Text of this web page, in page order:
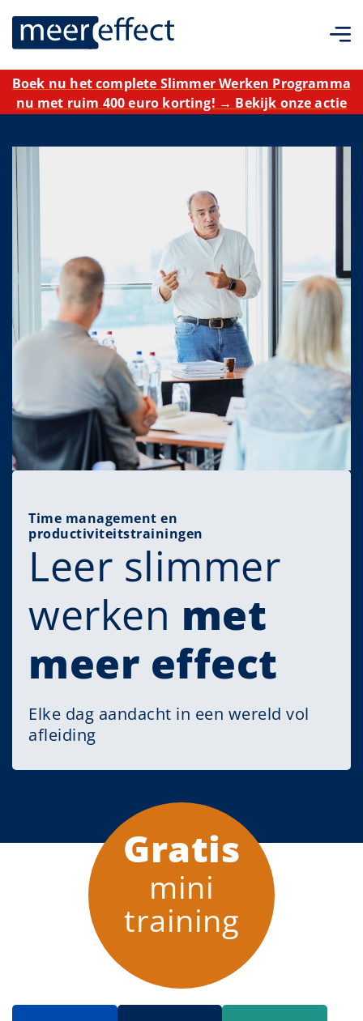
Boek nu het complete Slimmer Werken Programma
nu met ruim 400 euro korting! → Bekijk onze actie
Time management en
productiviteitstrainingen
Leer slimmer
werken met
meer effect
Elke dag aandacht in een wereld vol
afleiding
Gratis
mini
training